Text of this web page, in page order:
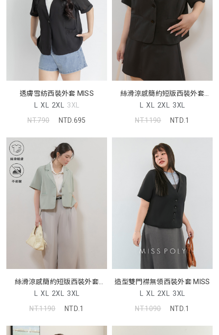
透膚雪紡西裝外套 MISS
L XL 2XL 3XL
NT.790
NTD.695
絲滑涼感簡約短版西裝外套
MISS
L XL 2XL 3XL
NT.1190
NTD.1
絲滑涼感簡約短版西裝外套
MISS
L XL 2XL 3XL
NT.1190
NTD.1
造型雙門襟無領西裝外套 MISS
L XL 2XL 3XL
NT.1090
NTD.1